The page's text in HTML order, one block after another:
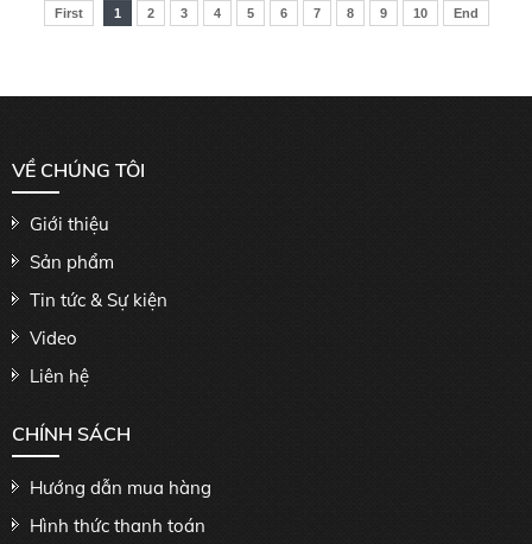
First 1 2 3 4 5 6 7 8 9 10 End
VỀ CHÚNG TÔI
Giới thiệu
Sản phẩm
Tin tức & Sự kiện
Video
Liên hệ
CHÍNH SÁCH
Hướng dẫn mua hàng
Hình thức thanh toán